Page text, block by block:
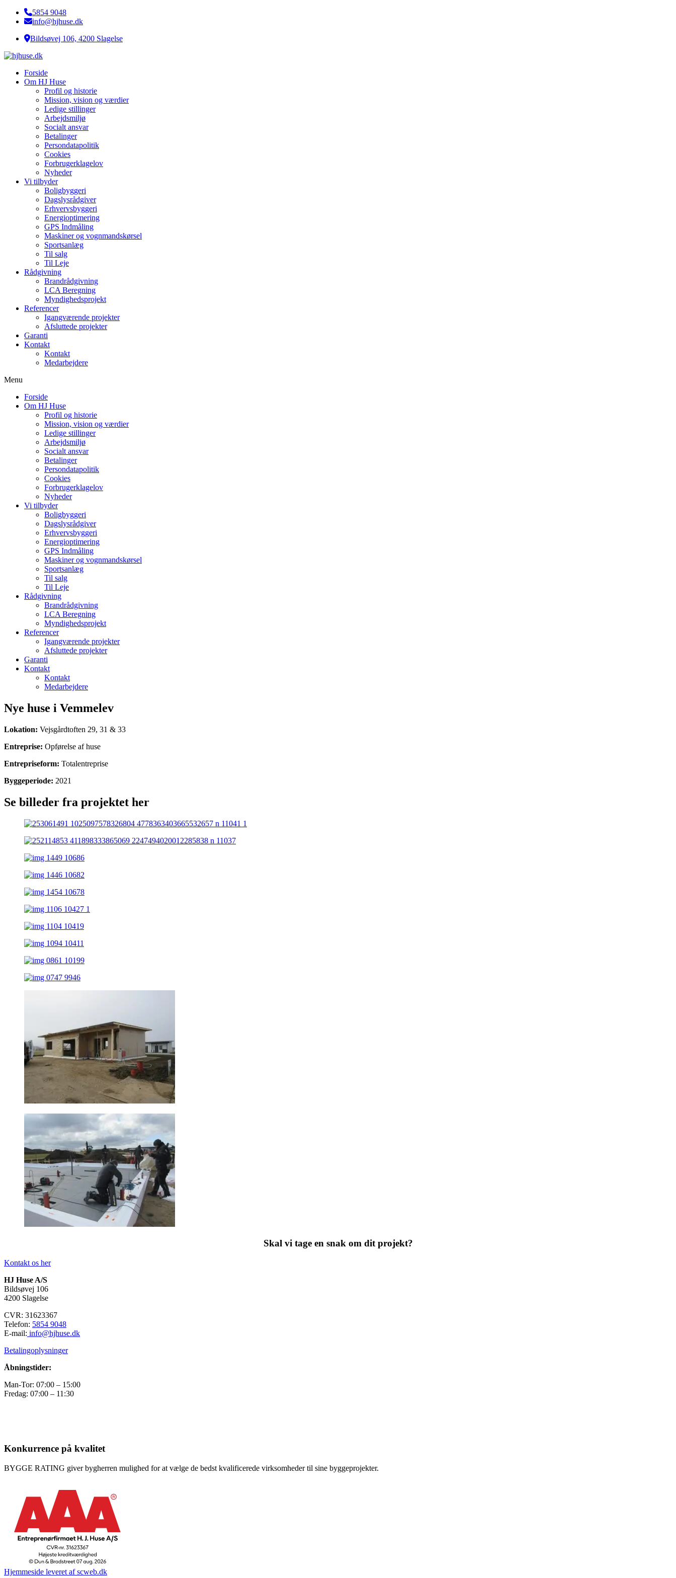
5854 9048
info@hjhuse.dk
Bildsøvej 106, 4200 Slagelse
Forside
Om HJ Huse
Profil og historie
Mission, vision og værdier
Ledige stillinger
Arbejdsmiljø
Socialt ansvar​
Betalinger
Persondatapolitik
Cookies
Forbrugerklagelov
Nyheder
Vi tilbyder
Boligbyggeri
Dagslysrådgiver
Erhvervsbyggeri
Energioptimering
GPS Indmåling
Maskiner og vognmandskørsel
Sportsanlæg
Til salg
Til Leje
Rådgivning
Brandrådgivning
LCA Beregning
Myndighedsprojekt
Referencer
Igangværende projekter
Afsluttede projekter
Garanti
Kontakt
Kontakt
Medarbejdere
Menu
Forside
Om HJ Huse
Profil og historie
Mission, vision og værdier
Ledige stillinger
Arbejdsmiljø
Socialt ansvar​
Betalinger
Persondatapolitik
Cookies
Forbrugerklagelov
Nyheder
Vi tilbyder
Boligbyggeri
Dagslysrådgiver
Erhvervsbyggeri
Energioptimering
GPS Indmåling
Maskiner og vognmandskørsel
Sportsanlæg
Til salg
Til Leje
Rådgivning
Brandrådgivning
LCA Beregning
Myndighedsprojekt
Referencer
Igangværende projekter
Afsluttede projekter
Garanti
Kontakt
Kontakt
Medarbejdere
Nye huse i Vemmelev
Lokation: Vejsgårdtoften 29, 31 & 33
Entreprise: Opførelse af huse
Entrepriseform: Totalentreprise
Byggeperiode: 2021
Se billeder fra projektet her
Skal vi tage en snak om dit projekt?
Kontakt os her
HJ Huse A/S
Bildsøvej 106
4200 Slagelse
CVR: 31623367
Telefon: 5854 9048
E-mail: info@hjhuse.dk
Betalingoplysninger
Åbningstider:
Man-Tor: 07:00 – 15:00
Fredag: 07:00 – 11:30
Konkurrence på kvalitet
BYGGE RATING giver bygherren mulighed for at vælge de bedst kvalificerede virksomheder til sine byggeprojekter.​
Hjemmeside leveret af scweb.dk